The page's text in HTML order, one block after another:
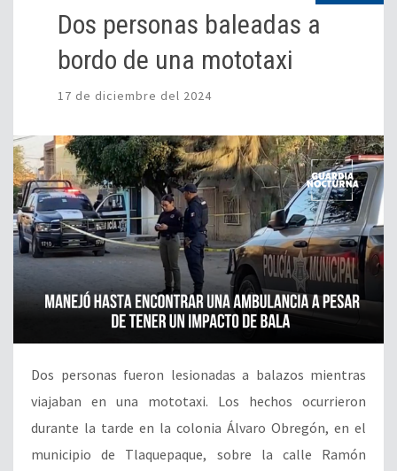
Dos personas baleadas a
bordo de una mototaxi
17 de diciembre del 2024
Dos personas fueron lesionadas a balazos mientras
viajaban en una mototaxi. Los hechos ocurrieron
durante la tarde en la colonia Álvaro Obregón, en el
municipio de Tlaquepaque, sobre la calle Ramón